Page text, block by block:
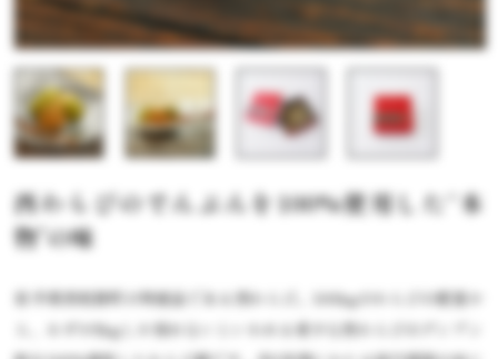
西わらびのでんぷんを100%使用した“本
物”の味
岩手県西和賀町の特産品である西わらび。100kgのわらびの根茎か
ら、わずか5kgしか採れないといわれる希少な西わらびのデンプン